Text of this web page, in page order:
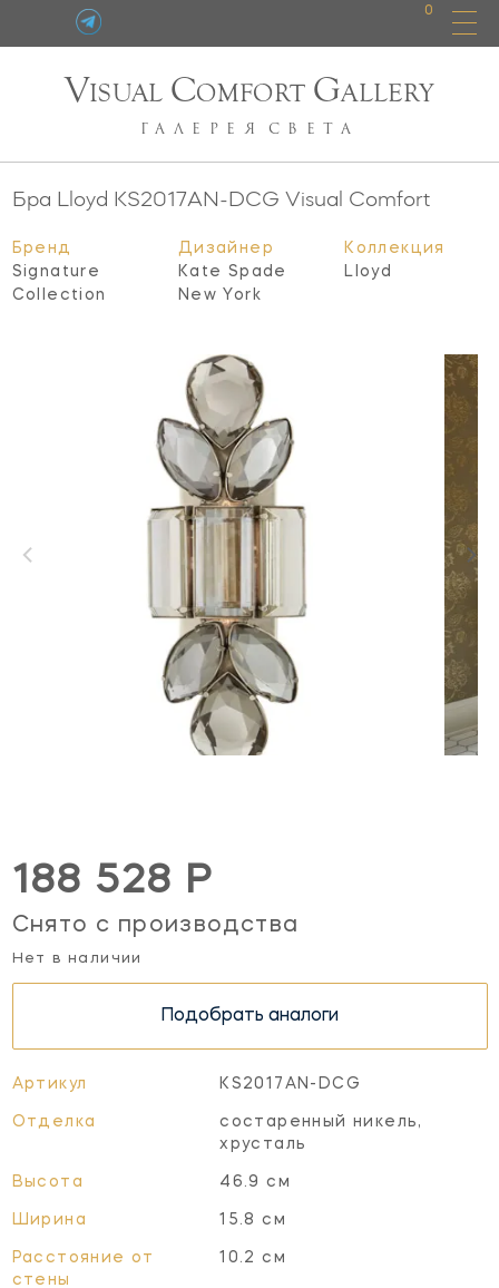
0
VISUAL COMFORT GALLERY
ГАЛЕРЕЯ СВЕТА
Бра Lloyd KS2017AN-DCG Visual Comfort
Бренд
Signature
Collection
Дизайнер
Kate Spade
New York
Коллекция
Lloyd
188 528 Р
Снято с производства
Нет в наличии
Подобрать аналоги
Артикул KS2017AN-DCG
Отделка
состаренный никель,
хрусталь
Высота 46.9 см
Ширина 15.8 см
Расстояние от
стены
10.2 см